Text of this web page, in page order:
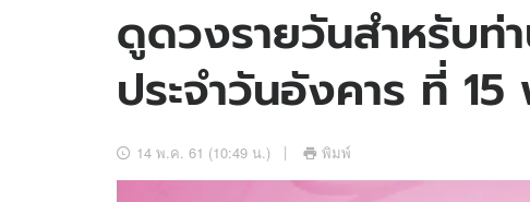
ข่าวบันเทิง
ข่าวกีฬา
ข่าวเศรษฐกิจ
อัปเดตจีน
เช็กข่าวชัวร์
สถิติหวยไทย
หวยลาว
ดูดวงรายวันสำหรับท่
ประจำวันอังคาร ที่
14 พ.ค. 61 (10:49 น.) พิมพ์